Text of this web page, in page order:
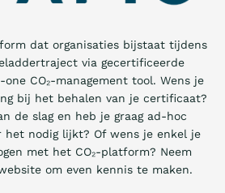
dat organisaties bijstaat tijdens
via gecertificeerde
CO₂-management tool. Wens je
bij het behalen van je certificaat?
de slag en heb je graag ad-hoc
het nodig lijkt? Of wens je enkel je
met het CO₂-platform? Neem
om even kennis te maken.
is de Ladder?